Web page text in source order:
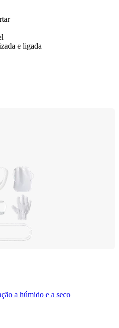
e ligada
a húmido e a seco